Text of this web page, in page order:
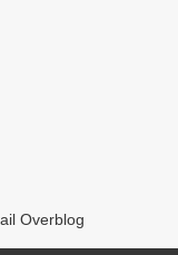
Overblog